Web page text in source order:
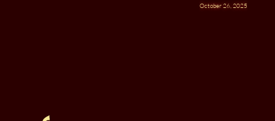
October 26, 2025